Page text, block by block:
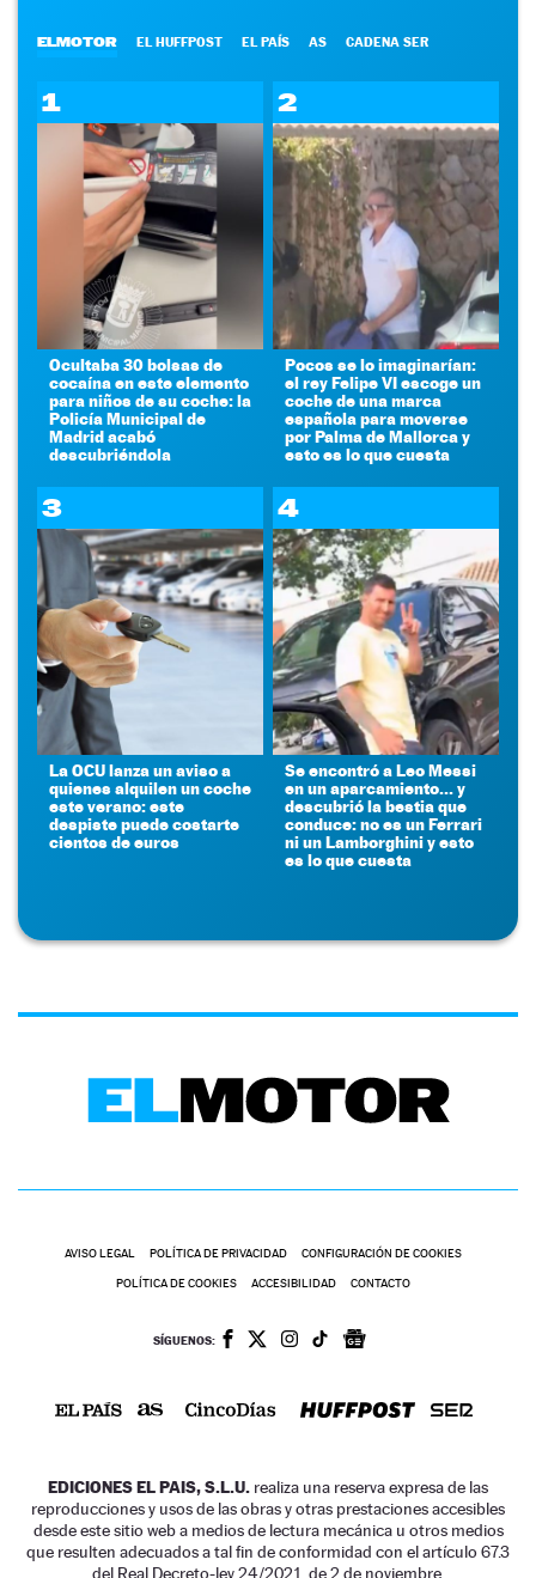
ELMOTOR EL HUFFPOST EL PAÍS AS CADENA SER
1
Ocultaba 30 bolsas de
cocaína en este elemento
para niños de su coche: la
Policía Municipal de
Madrid acabó
descubriéndola
2
Pocos se lo imaginarían:
el rey Felipe VI escoge un
coche de una marca
española para moverse
por Palma de Mallorca y
esto es lo que cuesta
3
La OCU lanza un aviso a
quienes alquilen un coche
este verano: este
despiste puede costarte
cientos de euros
4
Se encontró a Leo Messi
en un aparcamiento... y
descubrió la bestia que
conduce: no es un Ferrari
ni un Lamborghini y esto
es lo que cuesta
AVISO LEGAL POLÍTICA DE PRIVACIDAD CONFIGURACIÓN DE COOKIES
POLÍTICA DE COOKIES ACCESIBILIDAD CONTACTO
SÍGUENOS:
EDICIONES EL PAIS, S.L.U. realiza una reserva expresa de las
reproducciones y usos de las obras y otras prestaciones accesibles
desde este sitio web a medios de lectura mecánica u otros medios
que resulten adecuados a tal fin de conformidad con el artículo 67.3
del Real Decreto-ley 24/2021, de 2 de noviembre.